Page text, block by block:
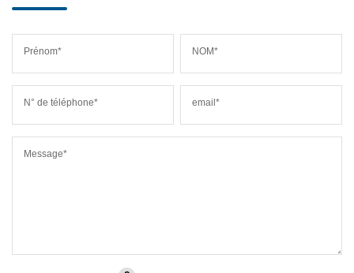
Prénom* NOM*
N° de téléphone* email*
Message*